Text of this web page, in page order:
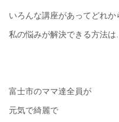
いろんな講座があってどれ
私の悩みが解決できる方法は
富士市のママ達全員が
元気で綺麗で